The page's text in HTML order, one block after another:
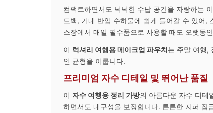
컴팩트하면서도 넉넉한 수납 공간을 자랑하는 이
드백, 기내 반입 수하물에 쉽게 들어갈 수 있어,
스장에서 매일 필수품으로 사용할 때도 오랫동
이 럭셔리 여행용 메이크업 파우치는 주말 여행,
인 균형을 이룹니다.
프리미엄 자수 디테일 및 뛰어난 품질
이 자수 여행용 정리 가방의 아름다운 자수 디테
하면서도 내구성을 보장합니다. 튼튼한 지퍼